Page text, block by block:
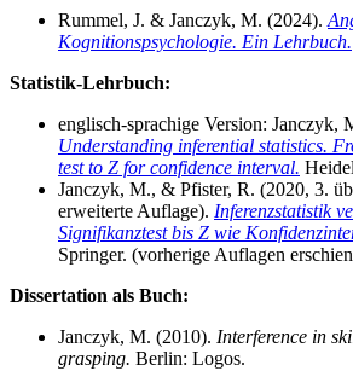
Rummel, J. & Janczyk, M. (2024).
Kognitionspsychologie. Ein Lehrbuch.
Statistik-Lehrbuch:
englisch-sprachige Version: Janczyk,
Understanding inferential statistics.
test to Z for confidence interval.
Janczyk, M., & Pfister, R. (2020, 3.
erweiterte Auflage). Inferenzstatistik
Signifikanztest bis Z wie
Springer. (vorherige Auflagen
Dissertation als Buch:
Janczyk, M. (2010). Interference in
grasping. Berlin: Logos.